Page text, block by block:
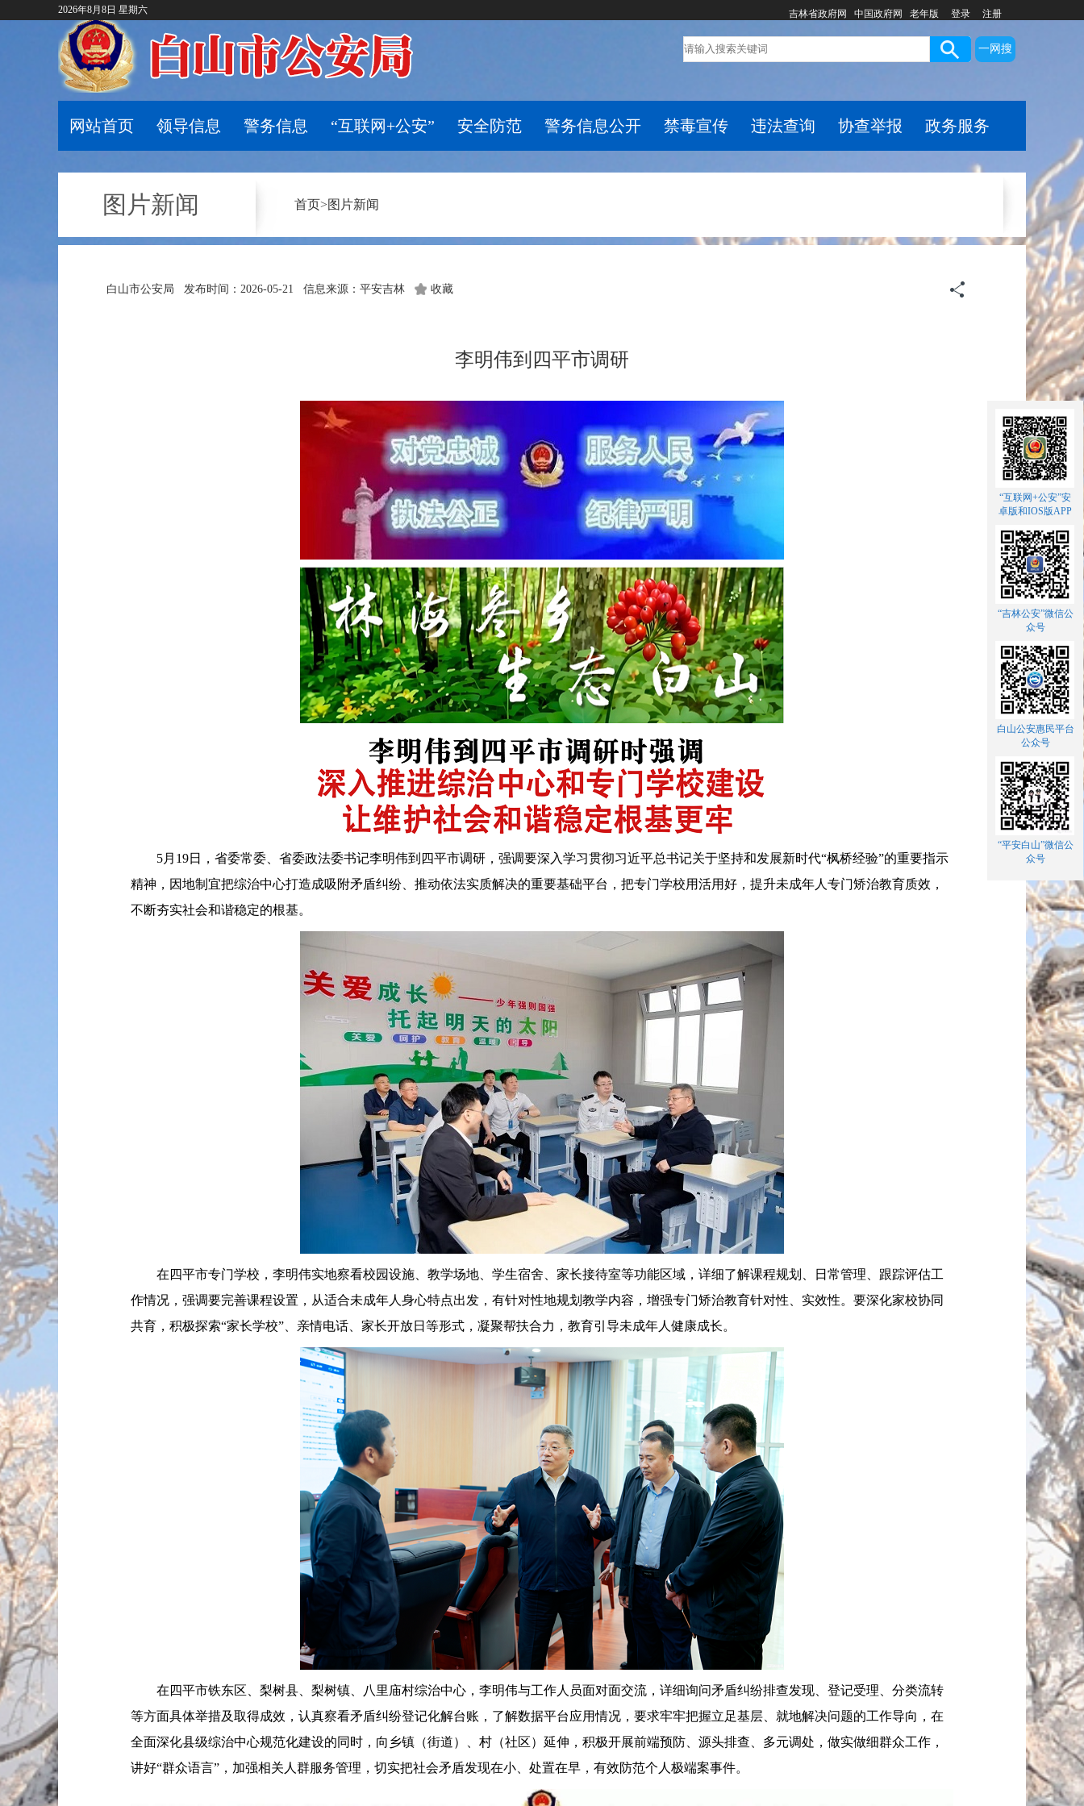
2026年8月8日 星期六 吉林省政府网 中国政府网 老年版 登录 注册
一网搜
网站首页 领导信息 警务信息 “互联网+公安” 安全防范 警务信息公开 禁毒宣传 违法查询 协查举报 政务服务
图片新闻 首页>图片新闻
白山市公安局 发布时间：2026-05-21 信息来源：平安吉林 收藏
李明伟到四平市调研
5月19日，省委常委、省委政法委书记李明伟到四平市调研，强调要深入学习贯彻习近平总书记关于坚持和发展新时代“枫桥经验”的重要指示
精神，因地制宜把综治中心打造成吸附矛盾纠纷、推动依法实质解决的重要基础平台，把专门学校用活用好，提升未成年人专门矫治教育质效，
不断夯实社会和谐稳定的根基。
在四平市专门学校，李明伟实地察看校园设施、教学场地、学生宿舍、家长接待室等功能区域，详细了解课程规划、日常管理、跟踪评估工
作情况，强调要完善课程设置，从适合未成年人身心特点出发，有针对性地规划教学内容，增强专门矫治教育针对性、实效性。要深化家校协同
共育，积极探索“家长学校”、亲情电话、家长开放日等形式，凝聚帮扶合力，教育引导未成年人健康成长。
在四平市铁东区、梨树县、梨树镇、八里庙村综治中心，李明伟与工作人员面对面交流，详细询问矛盾纠纷排查发现、登记受理、分类流转
等方面具体举措及取得成效，认真察看矛盾纠纷登记化解台账，了解数据平台应用情况，要求牢牢把握立足基层、就地解决问题的工作导向，在
全面深化县级综治中心规范化建设的同时，向乡镇（街道）、村（社区）延伸，积极开展前端预防、源头排查、多元调处，做实做细群众工作，
讲好“群众语言”，加强相关人群服务管理，切实把社会矛盾发现在小、处置在早，有效防范个人极端案事件。
“互联网+公安”安
卓版和IOS版APP
“吉林公安”微信公
众号
白山公安惠民平台
公众号
“平安白山”微信公
众号